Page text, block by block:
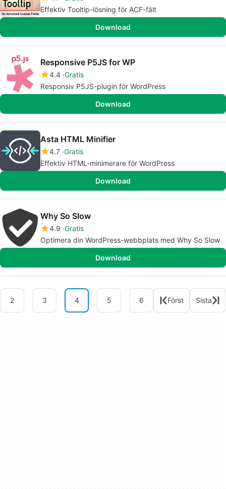
Effektiv Tooltip-lösning för ACF-fält
Download
Responsive P5JS for WP
4.4 Gratis
Responsiv P5JS-plugin för WordPress
Download
Asta HTML Minifier
4.7 Gratis
Effektiv HTML-minimerare för WordPress
Download
Why So Slow
4.9 Gratis
Optimera din WordPress-webbplats med Why So Slow
Download
2 3 4 5 6 Först Sista